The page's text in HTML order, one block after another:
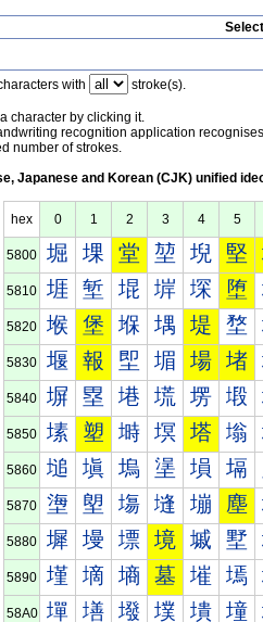
with stroke(s).
character by clicking it.
recognition application
number of strokes.
Japanese and Korean (CJK) unified
hex 0 1 2 3 4 5
5800 堀 堁 堂 堃 堄 堅
5810 堐 堑 堒 堓 堔 堕
5820 堠 堡 堢 堣 堤 堥
5830 堰 報 堲 堳 場 堵
5840 塀 塁 塂 塃 塄 塅
5850 塐 塑 塒 塓 塔 塕
5860 塠 塡 塢 塣 塤 塥
5870 塰 塱 塲 塳 塴 塵
5880 墀 墁 墂 境 墄 墅
5890 墐 墑 墒 墓 墔 墕
58A0 墠 墡 墢 墣 墤 墥